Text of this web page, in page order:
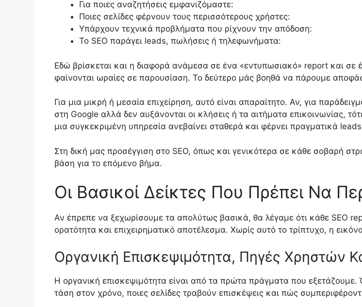
Για ποιες αναζητήσεις εμφανιζόμαστε:
Ποιες σελίδες φέρνουν τους περισσότερους χρήστες:
Υπάρχουν τεχνικά προβλήματα που ρίχνουν την απόδοση:
Το SEO παράγει leads, πωλήσεις ή τηλεφωνήματα:
Εδώ βρίσκεται και η διαφορά ανάμεσα σε ένα «εντυπωσιακό» report και σε
φαίνονται ωραίες σε παρουσίαση. Το δεύτερο μάς βοηθά να πάρουμε
Για μια μικρή ή μεσαία επιχείρηση, αυτό είναι απαραίτητο. Αν, για
στη Google αλλά δεν αυξάνονται οι κλήσεις ή τα αιτήματα επικοινωνίας,
μια συγκεκριμένη υπηρεσία ανεβαίνει σταθερά και φέρνει πραγματικά
Στη δική μας προσέγγιση στο SEO, όπως και γενικότερα σε κάθε σοβαρή
βάση για το επόμενο βήμα.
Οι Βασικοί Δείκτες Που Πρέπει Να
Αν έπρεπε να ξεχωρίσουμε τα απολύτως βασικά, θα λέγαμε ότι κάθε SEO
ορατότητα και επιχειρηματικό αποτέλεσμα. Χωρίς αυτό το τρίπτυχο, η
Οργανική Επισκεψιμότητα, Πηγές Χρηστών
Η οργανική επισκεψιμότητα είναι από τα πρώτα πράγματα που
τάση στον χρόνο, ποιες σελίδες τραβούν επισκέψεις και πώς